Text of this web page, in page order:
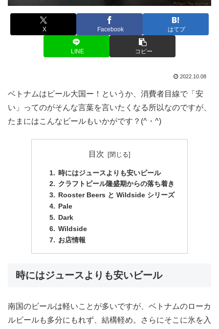
X Facebook はてブ
LINE コピー
2022.10.08
ベトナムはビール大国ー！というか、消費者目線で「安
い」ってのがそんな言葉を言いたくなる所以なのですが、
たまにはこんなビールもいかがです？(^・^)
目次
時にはジュースよりも安いビール
クラフトビール隆盛期からの落ち着き
Rooster Beers と Wildside シリーズ
Pale
Dark
Wildside
お店情報
時にはジュースよりも安いビール
南国のビールは軽いことが多いですが、ベトナムのローカ
ルビールも多分にもれず、結構軽め。さらにそこに氷を入